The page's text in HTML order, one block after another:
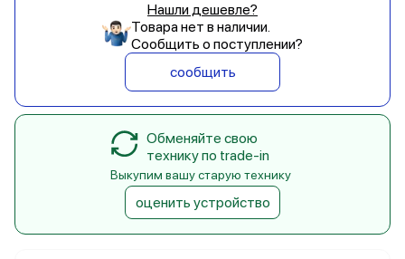
Нашли дешевле?
Товара нет в наличии.
Сообщить о поступлении?
сообщить
Обменяйте свою
технику по trade-in
Выкупим вашу старую технику
оценить устройство